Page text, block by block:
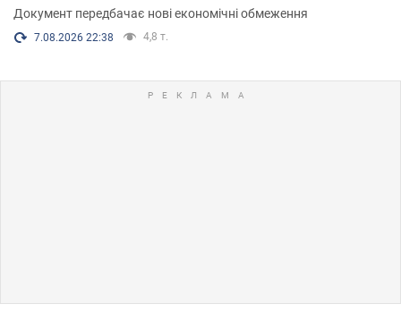
Документ передбачає нові економічні обмеження
7.08.2026 22:38 4,8 т.